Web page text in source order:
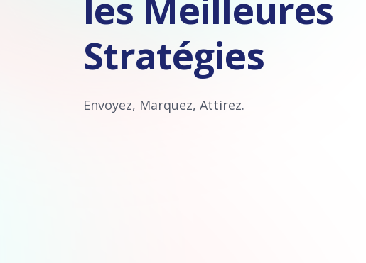
Stratégies
Envoyez, Marquez, Attirez.